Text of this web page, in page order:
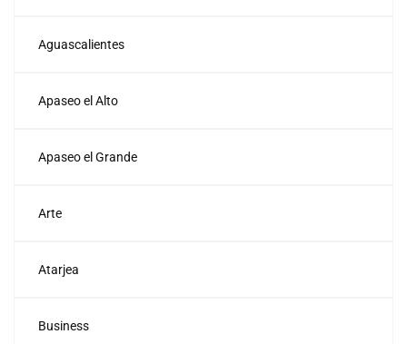
Aguascalientes
Apaseo el Alto
Apaseo el Grande
Arte
Atarjea
Business